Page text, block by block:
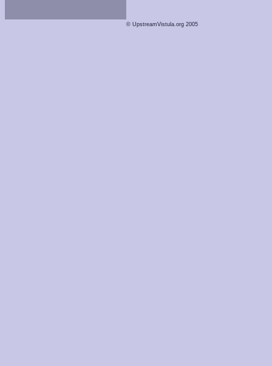
© UpstreamVistula.org 2005